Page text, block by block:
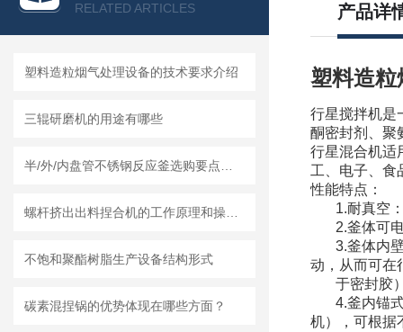
RELATED ARTICLES
塑料造粒烟气处理设备的技术要求介绍
三辊研磨机的用途有哪些
不饱和聚酯树脂生产设备结构形式
碳素混捏锅的优势体现在哪些方面？
产品详
塑料造粒
行星搅拌机是
酮密封剂、聚
行星混合机适
工、电子、食
性能特点：
1.耐真空
2.釜体可
3.釜体内
动，从而可在
于密封胶
4.釜内锚
机），可根据